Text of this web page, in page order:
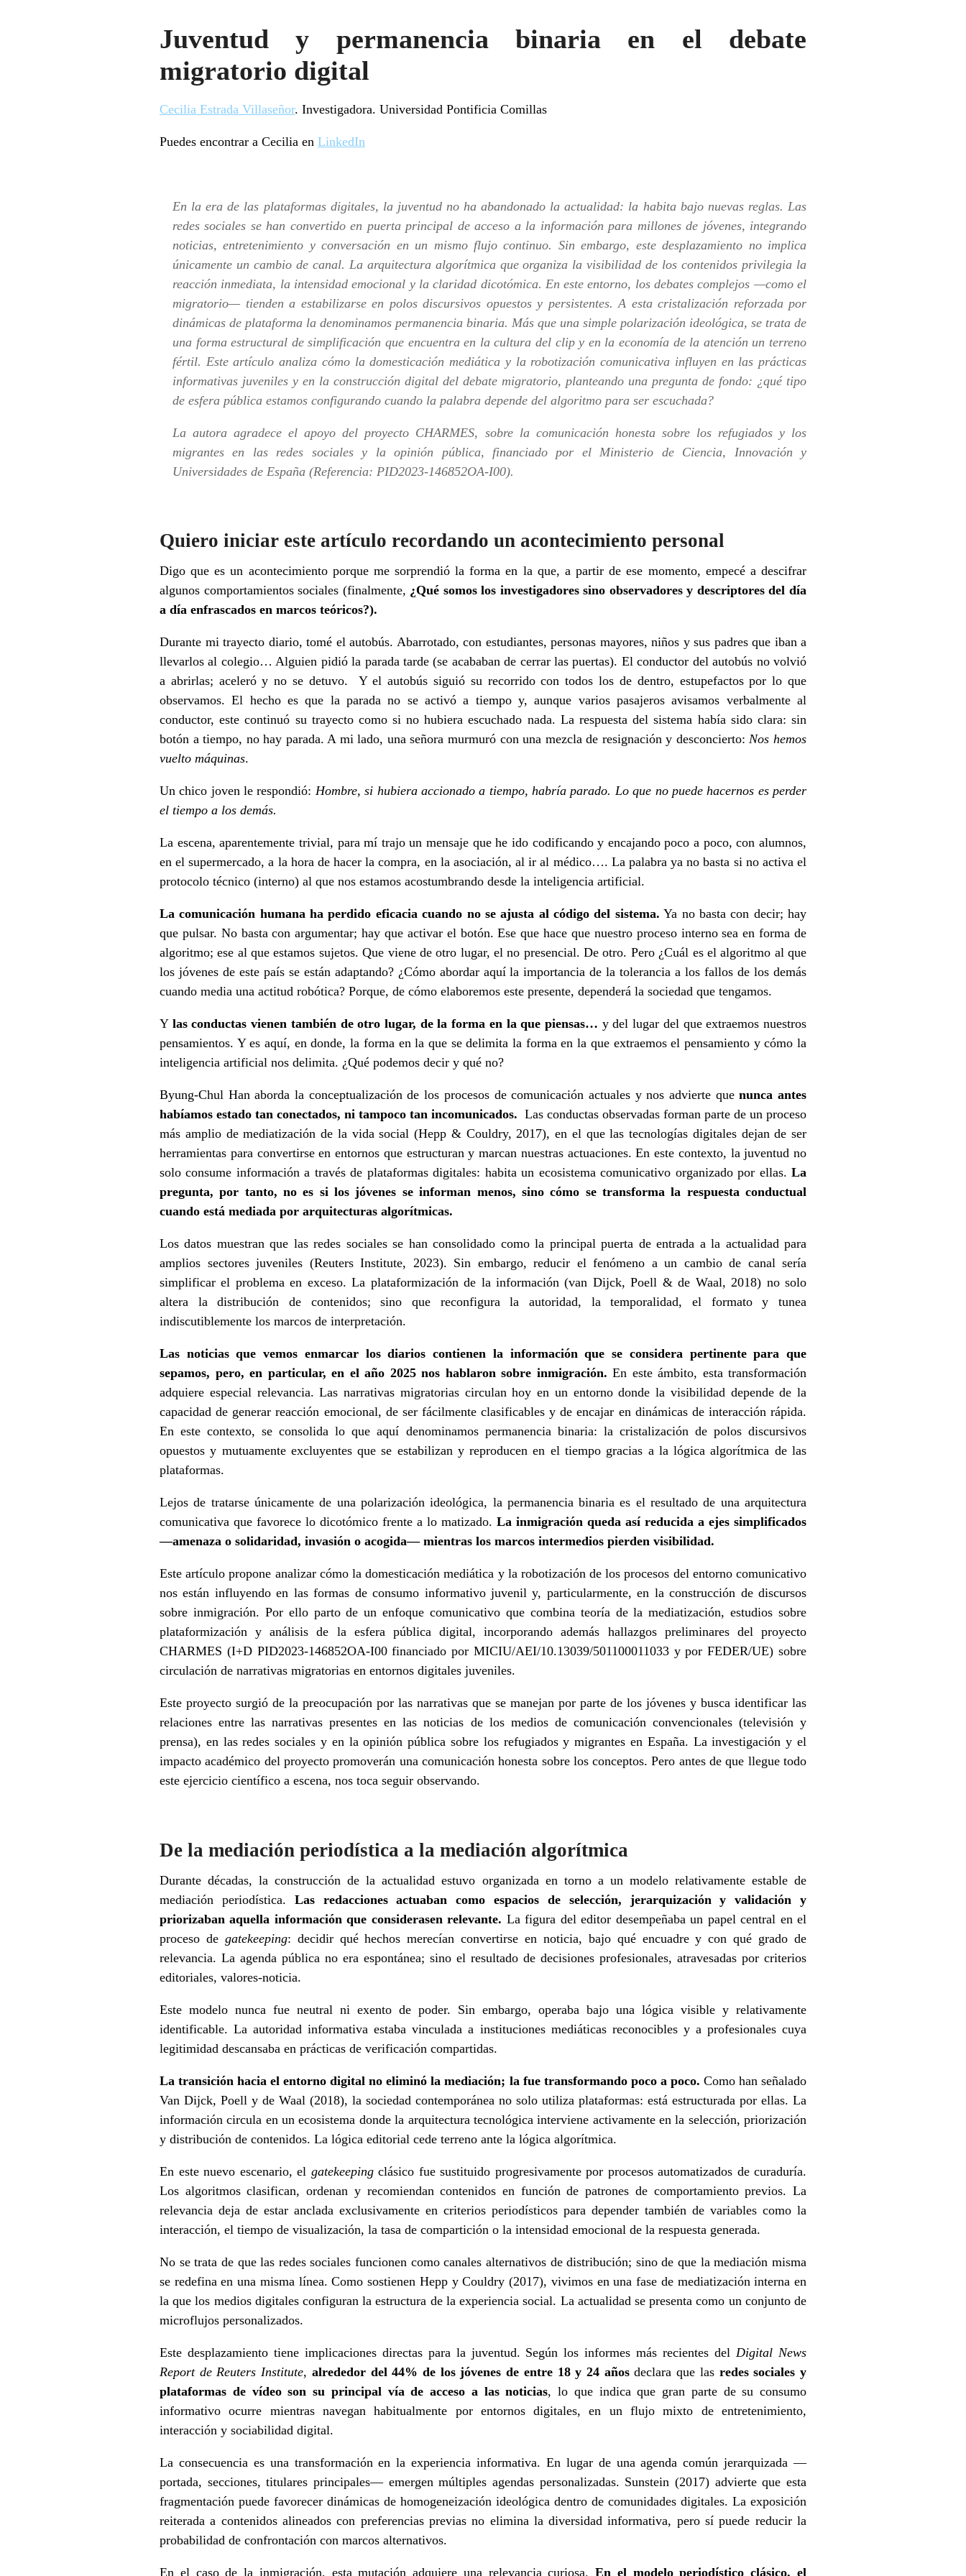
Juventud y permanencia binaria en el debate
migratorio digital
Cecilia Estrada Villaseñor. Investigadora. Universidad Pontificia Comillas
Puedes encontrar a Cecilia en LinkedIn
En la era de las plataformas digitales, la juventud no ha abandonado la actualidad: la habita bajo nuevas reglas. Las
redes sociales se han convertido en puerta principal de acceso a la información para millones de jóvenes, integrando
noticias, entretenimiento y conversación en un mismo flujo continuo. Sin embargo, este desplazamiento no implica
únicamente un cambio de canal. La arquitectura algorítmica que organiza la visibilidad de los contenidos privilegia la
reacción inmediata, la intensidad emocional y la claridad dicotómica. En este entorno, los debates complejos —como el
migratorio— tienden a estabilizarse en polos discursivos opuestos y persistentes. A esta cristalización reforzada por
dinámicas de plataforma la denominamos permanencia binaria. Más que una simple polarización ideológica, se trata de
una forma estructural de simplificación que encuentra en la cultura del clip y en la economía de la atención un terreno
fértil. Este artículo analiza cómo la domesticación mediática y la robotización comunicativa influyen en las prácticas
informativas juveniles y en la construcción digital del debate migratorio, planteando una pregunta de fondo: ¿qué tipo
de esfera pública estamos configurando cuando la palabra depende del algoritmo para ser escuchada?
La autora agradece el apoyo del proyecto CHARMES, sobre la comunicación honesta sobre los refugiados y los
migrantes en las redes sociales y la opinión pública, financiado por el Ministerio de Ciencia, Innovación y
Universidades de España (Referencia: PID2023-146852OA-I00).
Quiero iniciar este artículo recordando un acontecimiento personal
Digo que es un acontecimiento porque me sorprendió la forma en la que, a partir de ese momento, empecé a descifrar
algunos comportamientos sociales (finalmente, ¿Qué somos los investigadores sino observadores y descriptores del día
a día enfrascados en marcos teóricos?).
Durante mi trayecto diario, tomé el autobús. Abarrotado, con estudiantes, personas mayores, niños y sus padres que iban a
llevarlos al colegio… Alguien pidió la parada tarde (se acababan de cerrar las puertas). El conductor del autobús no volvió
a abrirlas; aceleró y no se detuvo. Y el autobús siguió su recorrido con todos los de dentro, estupefactos por lo que
observamos. El hecho es que la parada no se activó a tiempo y, aunque varios pasajeros avisamos verbalmente al
conductor, este continuó su trayecto como si no hubiera escuchado nada. La respuesta del sistema había sido clara: sin
botón a tiempo, no hay parada. A mi lado, una señora murmuró con una mezcla de resignación y desconcierto:Nos hemos
vuelto máquinas.
Un chico joven le respondió: Hombre, si hubiera accionado a tiempo, habría parado. Lo que no puede hacernos es perder
el tiempo a los demás.
La escena, aparentemente trivial, para mí trajo un mensaje que he ido codificando y encajando poco a poco, con alumnos,
en el supermercado, a la hora de hacer la compra, en la asociación, al ir al médico…. La palabra ya no basta si no activa el
protocolo técnico (interno) al que nos estamos acostumbrando desde la inteligencia artificial.
La comunicación humana ha perdido eficacia cuando no se ajusta al código del sistema. Ya no basta con decir; hay
que pulsar. No basta con argumentar; hay que activar el botón. Ese que hace que nuestro proceso interno sea en forma de
algoritmo; ese al que estamos sujetos. Que viene de otro lugar, el no presencial. De otro. Pero ¿Cuál es el algoritmo al que
los jóvenes de este país se están adaptando? ¿Cómo abordar aquí la importancia de la tolerancia a los fallos de los demás
cuando media una actitud robótica? Porque, de cómo elaboremos este presente, dependerá la sociedad que tengamos.
Y las conductas vienen también de otro lugar, de la forma en la que piensas… y del lugar del que extraemos nuestros
pensamientos. Y es aquí, en donde, la forma en la que se delimita la forma en la que extraemos el pensamiento y cómo la
inteligencia artificial nos delimita. ¿Qué podemos decir y qué no?
Byung-Chul Han aborda la conceptualización de los procesos de comunicación actuales y nos advierte quenunca antes
habíamos estado tan conectados, ni tampoco tan incomunicados. Las conductas observadas forman parte de un proceso
más amplio de mediatización de la vida social (Hepp & Couldry, 2017), en el que las tecnologías digitales dejan de ser
herramientas para convertirse en entornos que estructuran y marcan nuestras actuaciones. En este contexto, la juventud no
solo consume información a través de plataformas digitales: habita un ecosistema comunicativo organizado por ellas. La
pregunta, por tanto, no es si los jóvenes se informan menos, sino cómo se transforma la respuesta conductual
cuando está mediada por arquitecturas algorítmicas.
Los datos muestran que las redes sociales se han consolidado como la principal puerta de entrada a la actualidad para
amplios sectores juveniles (Reuters Institute, 2023). Sin embargo, reducir el fenómeno a un cambio de canal sería
simplificar el problema en exceso. La plataformización de la información (van Dijck, Poell & de Waal, 2018) no solo
altera la distribución de contenidos; sino que reconfigura la autoridad, la temporalidad, el formato y tunea
indiscutiblemente los marcos de interpretación.
Las noticias que vemos enmarcar los diarios contienen la información que se considera pertinente para que
sepamos, pero, en particular, en el año 2025 nos hablaron sobre inmigración. En este ámbito, esta transformación
adquiere especial relevancia. Las narrativas migratorias circulan hoy en un entorno donde la visibilidad depende de la
capacidad de generar reacción emocional, de ser fácilmente clasificables y de encajar en dinámicas de interacción rápida.
En este contexto, se consolida lo que aquí denominamos permanencia binaria: la cristalización de polos discursivos
opuestos y mutuamente excluyentes que se estabilizan y reproducen en el tiempo gracias a la lógica algorítmica de las
plataformas.
Lejos de tratarse únicamente de una polarización ideológica, la permanencia binaria es el resultado de una arquitectura
comunicativa que favorece lo dicotómico frente a lo matizado. La inmigración queda así reducida a ejes simplificados
—amenaza o solidaridad, invasión o acogida— mientras los marcos intermedios pierden visibilidad.
Este artículo propone analizar cómo la domesticación mediática y la robotización de los procesos del entorno comunicativo
nos están influyendo en las formas de consumo informativo juvenil y, particularmente, en la construcción de discursos
sobre inmigración. Por ello parto de un enfoque comunicativo que combina teoría de la mediatización, estudios sobre
plataformización y análisis de la esfera pública digital, incorporando además hallazgos preliminares del proyecto
CHARMES (I+D PID2023-146852OA-I00 financiado por MICIU/AEI/10.13039/501100011033 y por FEDER/UE) sobre
circulación de narrativas migratorias en entornos digitales juveniles.
Este proyecto surgió de la preocupación por las narrativas que se manejan por parte de los jóvenes y busca identificar las
relaciones entre las narrativas presentes en las noticias de los medios de comunicación convencionales (televisión y
prensa), en las redes sociales y en la opinión pública sobre los refugiados y migrantes en España. La investigación y el
impacto académico del proyecto promoverán una comunicación honesta sobre los conceptos. Pero antes de que llegue todo
este ejercicio científico a escena, nos toca seguir observando.
De la mediación periodística a la mediación algorítmica
Durante décadas, la construcción de la actualidad estuvo organizada en torno a un modelo relativamente estable de
mediación periodística. Las redacciones actuaban como espacios de selección, jerarquización y validación y
priorizaban aquella información que considerasen relevante. La figura del editor desempeñaba un papel central en el
proceso de gatekeeping: decidir qué hechos merecían convertirse en noticia, bajo qué encuadre y con qué grado de
relevancia. La agenda pública no era espontánea; sino el resultado de decisiones profesionales, atravesadas por criterios
editoriales, valores-noticia.
Este modelo nunca fue neutral ni exento de poder. Sin embargo, operaba bajo una lógica visible y relativamente
identificable. La autoridad informativa estaba vinculada a instituciones mediáticas reconocibles y a profesionales cuya
legitimidad descansaba en prácticas de verificación compartidas.
La transición hacia el entorno digital no eliminó la mediación; la fue transformando poco a poco. Como han señalado
Van Dijck, Poell y de Waal (2018), la sociedad contemporánea no solo utiliza plataformas: está estructurada por ellas. La
información circula en un ecosistema donde la arquitectura tecnológica interviene activamente en la selección, priorización
y distribución de contenidos. La lógica editorial cede terreno ante la lógica algorítmica.
En este nuevo escenario, el gatekeepingclásico fue sustituido progresivamente por procesos automatizados de curaduría.
Los algoritmos clasifican, ordenan y recomiendan contenidos en función de patrones de comportamiento previos. La
relevancia deja de estar anclada exclusivamente en criterios periodísticos para depender también de variables como la
interacción, el tiempo de visualización, la tasa de compartición o la intensidad emocional de la respuesta generada.
No se trata de que las redes sociales funcionen como canales alternativos de distribución; sino de que la mediación misma
se redefina en una misma línea. Como sostienen Hepp y Couldry (2017), vivimos en una fase de mediatización interna en
la que los medios digitales configuran la estructura de la experiencia social. La actualidad se presenta como un conjunto de
microflujos personalizados.
Este desplazamiento tiene implicaciones directas para la juventud. Según los informes más recientes delDigital News
Report de Reuters Institute, alrededor del 44% de los jóvenes de entre 18 y 24 añosdeclara que las redes sociales y
plataformas de vídeo son su principal vía de acceso a las noticias, lo que indica que gran parte de su consumo
informativo ocurre mientras navegan habitualmente por entornos digitales, en un flujo mixto de entretenimiento,
interacción y sociabilidad digital.
La consecuencia es una transformación en la experiencia informativa. En lugar de una agenda común jerarquizada —
portada, secciones, titulares principales— emergen múltiples agendas personalizadas. Sunstein (2017) advierte que esta
fragmentación puede favorecer dinámicas de homogeneización ideológica dentro de comunidades digitales. La exposición
reiterada a contenidos alineados con preferencias previas no elimina la diversidad informativa, pero sí puede reducir la
probabilidad de confrontación con marcos alternativos.
En el caso de la inmigración, esta mutación adquiere una relevancia curiosa.En el modelo periodístico clásico, el